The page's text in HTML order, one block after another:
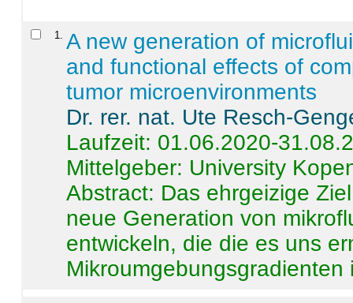
1
A new generation of
and functional effects of
tumor microenvironments
Dr. rer. nat. Ute Resch-
Laufzeit: 01.06.2020-
Mittelgeber: University
Abstract: Das ehrgeizige
neue Generation von
entwickeln, die die es uns
Mikroumgebungsgradienten